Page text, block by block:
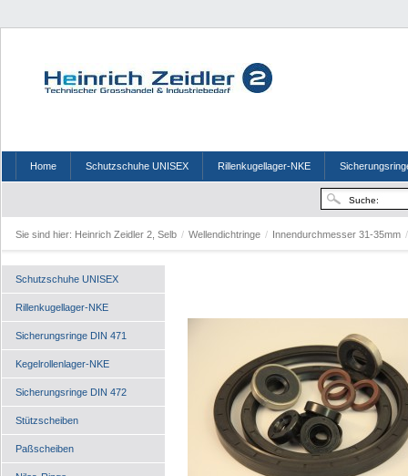
Home Schutzschuhe UNISEX Rillenkugellager-NKE
Sie sind hier: Heinrich Zeidler 2, Selb / Wellendichtringe / Innendurchmesser 31-35mm /
Schutzschuhe UNISEX
Rillenkugellager-NKE
Sicherungsringe DIN 471
Kegelrollenlager-NKE
Sicherungsringe DIN 472
Stützscheiben
Paßscheiben